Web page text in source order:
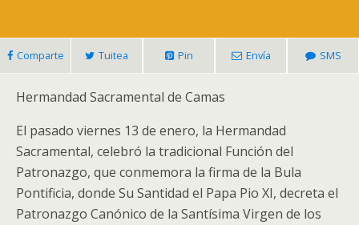
Comparte Tuitea Pin Envía SMS
Hermandad Sacramental de Camas
El pasado viernes 13 de enero, la Hermandad
Sacramental, celebró la tradicional Función del
Patronazgo, que conmemora la firma de la Bula
Pontificia, donde Su Santidad el Papa Pio XI, decreta el
Patronazgo Canónico de la Santísima Virgen de los